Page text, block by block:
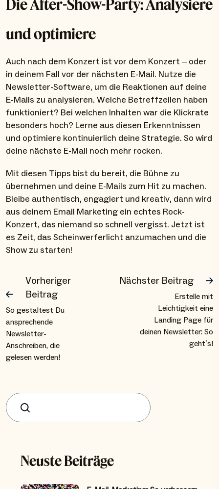
Die After-Show-Party: Analysiere
und optimiere
Auch nach dem Konzert ist vor dem Konzert – oder
in deinem Fall vor der nächsten E-Mail. Nutze die
Newsletter-Software, um die Reaktionen auf deine
E-Mails zu analysieren. Welche Betreffzeilen haben
funktioniert? Bei welchen Inhalten war die Klickrate
besonders hoch? Lerne aus diesen Erkenntnissen
und optimiere kontinuierlich deine Strategie. So wird
deine nächste E-Mail noch mehr rocken.
Mit diesen Tipps bist du bereit, die Bühne zu
übernehmen und deine E-Mails zum Hit zu machen.
Bleibe authentisch, engagiert und kreativ, dann wird
aus deinem Email Marketing ein echtes Rock-
Konzert, das niemand so schnell vergisst. Jetzt ist
es Zeit, das Scheinwerferlicht anzumachen und die
Show zu starten!
Vorheriger
Beitrag
So gestaltest Du
ansprechende
Newsletter-
Anschreiben, die
gelesen werden!
Nächster Beitrag
Erstelle mit
Leichtigkeit eine
Landing Page für
deinen Newsletter: So
geht’s!
Suchen
Neuste Beiträge